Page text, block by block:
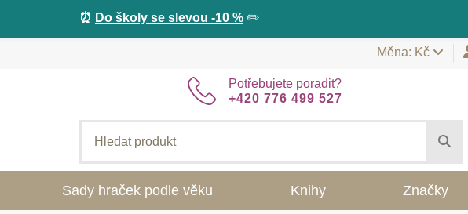
⏰ Do školy se slevou -10 % ✏️
Měna: Kč
Potřebujete poradit?
+420 776 499 527
Sady hraček podle věku Knihy Značky